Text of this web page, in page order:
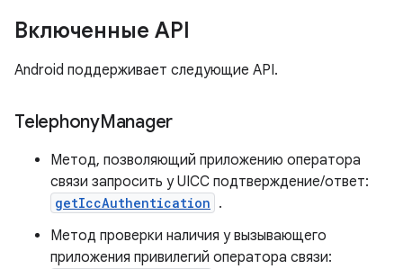
Включенные API
Android поддерживает следующие API.
TelephonyManager
Метод, позволяющий приложению оператора
связи запросить у UICC подтверждение/ответ:
getIccAuthentication .
Метод проверки наличия у вызывающего
приложения привилегий оператора связи: